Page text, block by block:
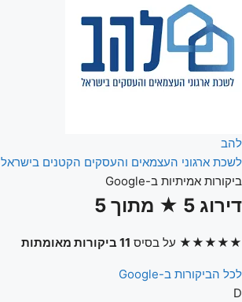
להב
לשכת ארגוני העצמאים והעסקים הקטנים בישראל
ביקורות אמיתיות ב-Google
דירוג 5 ★ מתוך 5
★★★★★ על בסיס 11 ביקורות מאומתות
לכל הביקורות ב-Google
D